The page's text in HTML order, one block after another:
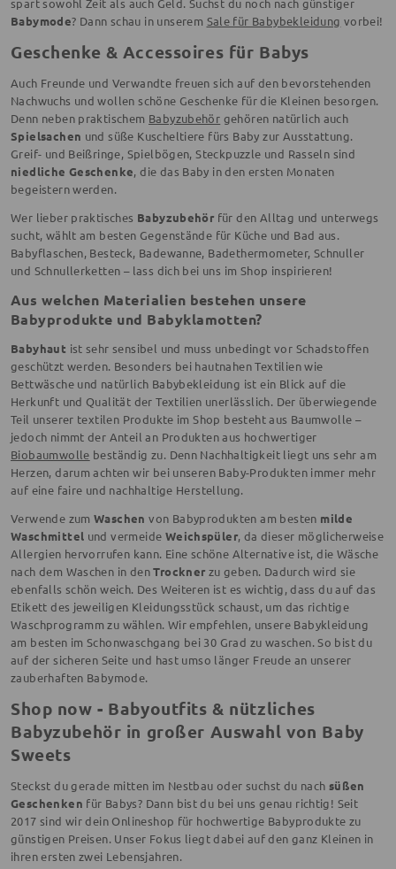
Babymode? Dann schau in unserem Sale für Babybekleidung vorbei!
Geschenke & Accessoires für Babys
Auch Freunde und Verwandte freuen sich auf den bevorstehenden
Nachwuchs und wollen schöne Geschenke für die Kleinen besorgen.
Denn neben praktischem Babyzubehör gehören natürlich auch
Spielsachen und süße Kuscheltiere fürs Baby zur Ausstattung.
Greif- und Beißringe, Spielbögen, Steckpuzzle und Rasseln sind
niedliche Geschenke, die das Baby in den ersten Monaten
begeistern werden.
Wer lieber praktisches Babyzubehör für den Alltag und unterwegs
sucht, wählt am besten Gegenstände für Küche und Bad aus.
Babyflaschen, Besteck, Badewanne, Badethermometer, Schnuller
und Schnullerketten – lass dich bei uns im Shop inspirieren!
Aus welchen Materialien bestehen unsere
Babyprodukte und Babyklamotten?
Babyhaut ist sehr sensibel und muss unbedingt vor Schadstoffen
geschützt werden. Besonders bei hautnahen Textilien wie
Bettwäsche und natürlich Babybekleidung ist ein Blick auf die
Herkunft und Qualität der Textilien unerlässlich. Der überwiegende
Teil unserer textilen Produkte im Shop besteht aus Baumwolle –
jedoch nimmt der Anteil an Produkten aus hochwertiger
Biobaumwolle beständig zu. Denn Nachhaltigkeit liegt uns sehr am
Herzen, darum achten wir bei unseren Baby-Produkten immer mehr
auf eine faire und nachhaltige Herstellung.
Verwende zumWaschen von Babyprodukten am besten milde
Waschmittel und vermeide Weichspüler, da dieser möglicherweise
Allergien hervorrufen kann. Eine schöne Alternative ist, die Wäsche
nach dem Waschen in denTrockner zu geben. Dadurch wird sie
ebenfalls schön weich. Des Weiteren ist es wichtig, dass du auf das
Etikett des jeweiligen Kleidungsstück schaust, um das richtige
Waschprogramm zu wählen. Wir empfehlen, unsere Babykleidung
am besten im Schonwaschgang bei 30 Grad zu waschen. So bist du
auf der sicheren Seite und hast umso länger Freude an unserer
zauberhaften Babymode.
Shop now - Babyoutfits & nützliches
Babyzubehör in großer Auswahl von Baby
Sweets
Steckst du gerade mitten im Nestbau oder suchst du nach süßen
Geschenken für Babys? Dann bist du bei uns genau richtig! Seit
2017 sind wir dein Onlineshop für hochwertige Babyprodukte zu
günstigen Preisen. Unser Fokus liegt dabei auf den ganz Kleinen in
ihren ersten zwei Lebensjahren.